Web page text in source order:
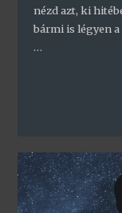
nézd azt, ki
bármi is légyen a
…